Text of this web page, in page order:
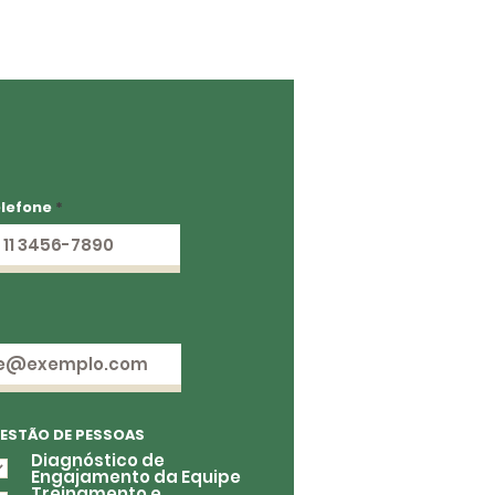
DE PESSOAS
Diagnóstico de
Engajamento da Equipe